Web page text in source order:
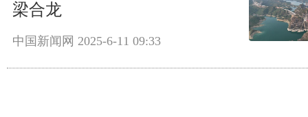
梁合龙
中国新闻网 2025-6-11 09:33